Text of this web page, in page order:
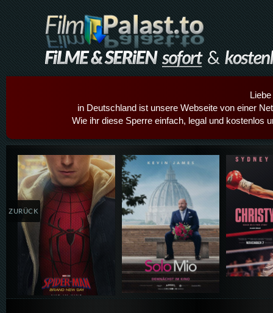
in Deutschland ist unsere Webseite von einer
Wie ihr diese Sperre einfach, legal und kostenlos
Details,Play Details,Play
ZURÜCK